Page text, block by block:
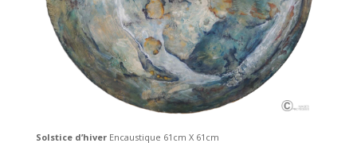
Solstice d’hiverEncaustique 61cm X 61cm